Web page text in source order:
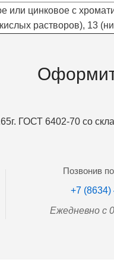
или цинковое с
растворов), 13
ГОСТ 6402-70 со
Позвонив
+7 (8634)
Ежедневно с